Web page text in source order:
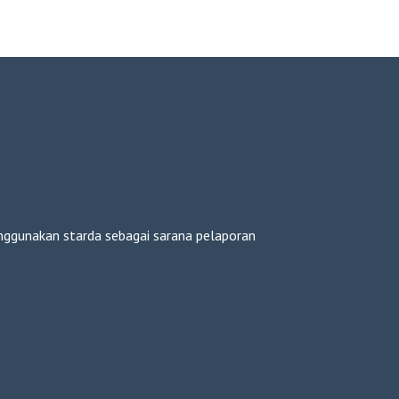
starda sebagai sarana pelaporan